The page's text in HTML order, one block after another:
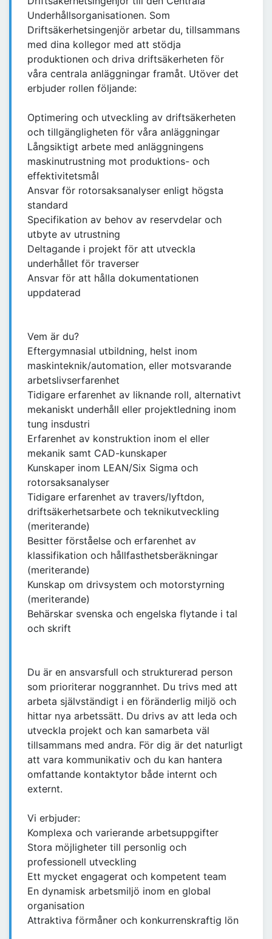
Underhållsorganisationen. Som
Driftsäkerhetsingenjör arbetar du, tillsammans
med dina kollegor med att stödja
produktionen och driva driftsäkerheten för
våra centrala anläggningar framåt. Utöver det
erbjuder rollen följande:
Optimering och utveckling av driftsäkerheten
och tillgängligheten för våra anläggningar
Långsiktigt arbete med anläggningens
maskinutrustning mot produktions- och
effektivitetsmål
Ansvar för rotorsaksanalyser enligt högsta
standard
Specifikation av behov av reservdelar och
utbyte av utrustning
Deltagande i projekt för att utveckla
underhållet för traverser
Ansvar för att hålla dokumentationen
uppdaterad
Vem är du?
Eftergymnasial utbildning, helst inom
maskinteknik/automation, eller motsvarande
arbetslivserfarenhet
Tidigare erfarenhet av liknande roll, alternativt
mekaniskt underhåll eller projektledning inom
tung insdustri
Erfarenhet av konstruktion inom el eller
mekanik samt CAD-kunskaper
Kunskaper inom LEAN/Six Sigma och
rotorsaksanalyser
Tidigare erfarenhet av travers/lyftdon,
driftsäkerhetsarbete och teknikutveckling
(meriterande)
Besitter förståelse och erfarenhet av
klassifikation och hållfasthetsberäkningar
(meriterande)
Kunskap om drivsystem och motorstyrning
(meriterande)
Behärskar svenska och engelska flytande i tal
och skrift
Du är en ansvarsfull och strukturerad person
som prioriterar noggrannhet. Du trivs med att
arbeta självständigt i en föränderlig miljö och
hittar nya arbetssätt. Du drivs av att leda och
utveckla projekt och kan samarbeta väl
tillsammans med andra. För dig är det naturligt
att vara kommunikativ och du kan hantera
omfattande kontaktytor både internt och
externt.
Vi erbjuder:
Komplexa och varierande arbetsuppgifter
Stora möjligheter till personlig och
professionell utveckling
Ett mycket engagerat och kompetent team
En dynamisk arbetsmiljö inom en global
organisation
Attraktiva förmåner och konkurrenskraftig lön